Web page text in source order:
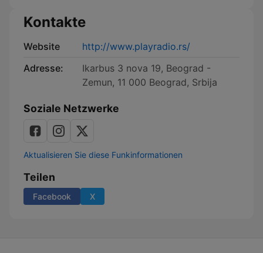
Kontakte
Website
http://www.playradio.rs/
Adresse:
Ikarbus 3 nova 19, Beograd -
Zemun, 11 000 Beograd, Srbija
Soziale Netzwerke
Aktualisieren Sie diese Funkinformationen
Teilen
Facebook X